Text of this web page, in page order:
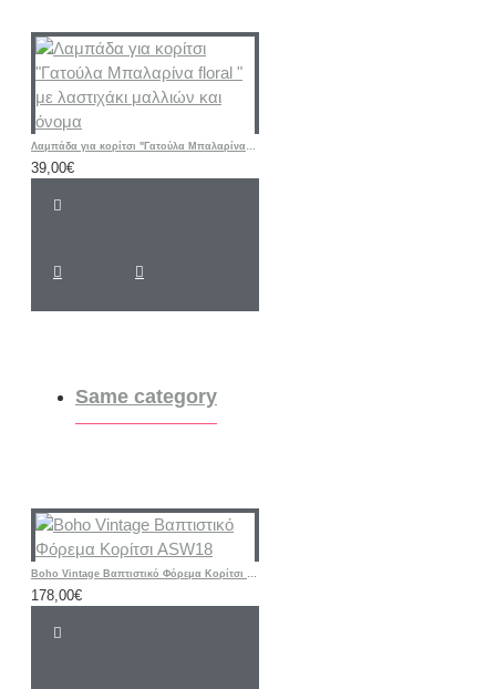
Λαμπάδα για κορίτσι "Γατούλα Μπαλαρίνα floral " με λαστιχάκι μαλλιών και όνομα
39,00€
Same category
Boho Vintage Βαπτιστικό Φόρεμα Κορίτσι ASW18
178,00€